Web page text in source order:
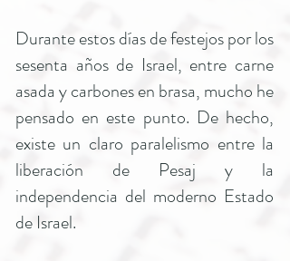
Durante estos días de festejos por los
sesenta años de Israel, entre carne
asada y carbones en brasa, mucho he
pensado en este punto. De hecho,
existe un claro paralelismo entre la
liberación de Pesaj y la
independencia del moderno Estado
de Israel.